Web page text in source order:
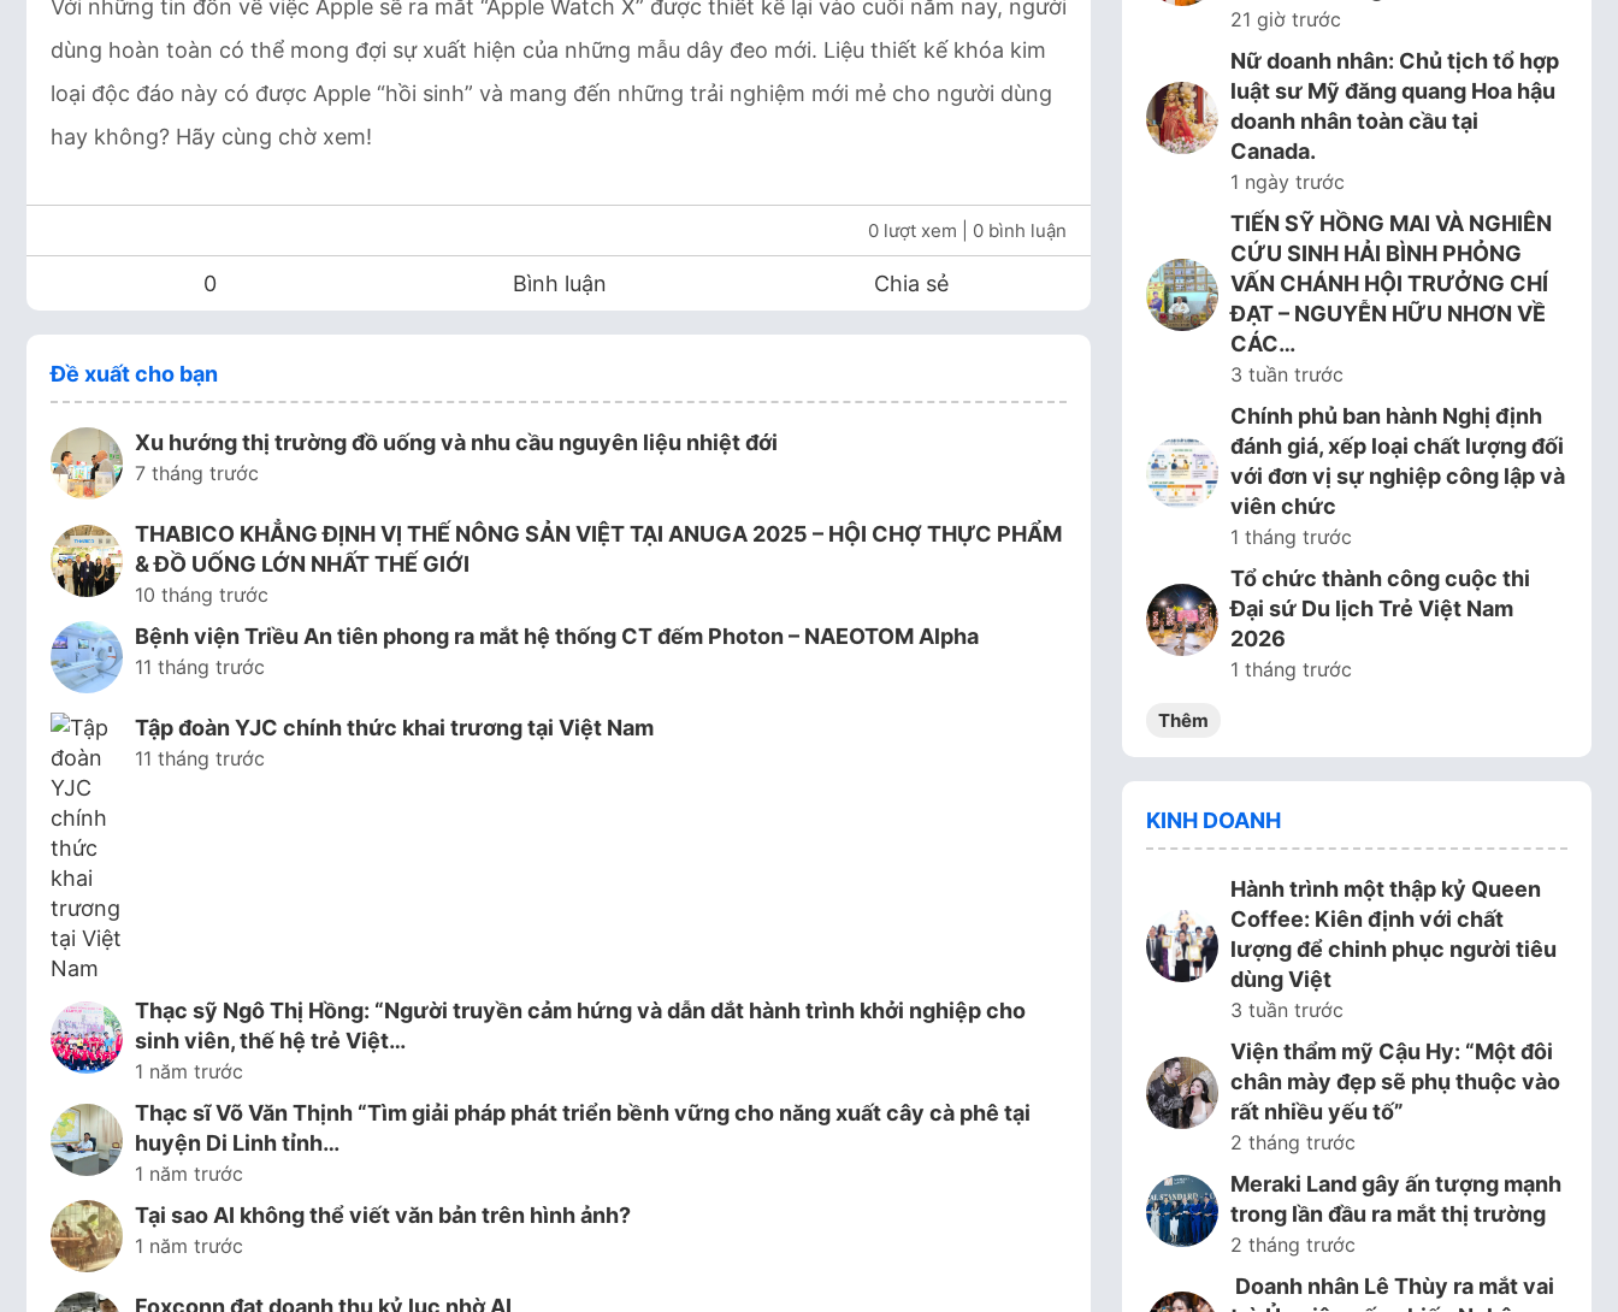
Với những tin đồn về việc Apple sẽ ra mắt “Apple Watch X” được thiết kế lại vào cuối năm nay, người
dùng hoàn toàn có thể mong đợi sự xuất hiện của những mẫu dây đeo mới. Liệu thiết kế khóa kim
loại độc đáo này có được Apple “hồi sinh” và mang đến những trải nghiệm mới mẻ cho người dùng
hay không? Hãy cùng chờ xem!
0 lượt xem | 0 bình luận
0 Bình luận Chia sẻ
Đề xuất cho bạn
Xu hướng thị trường đồ uống và nhu cầu nguyên liệu nhiệt đới
7 tháng trước
THABICO KHẲNG ĐỊNH VỊ THẾ NÔNG SẢN VIỆT TẠI ANUGA 2025 – HỘI CHỢ THỰC PHẨM
& ĐỒ UỐNG LỚN NHẤT THẾ GIỚI
10 tháng trước
Bệnh viện Triều An tiên phong ra mắt hệ thống CT đếm Photon – NAEOTOM Alpha
11 tháng trước
Tập đoàn YJC chính thức khai trương tại Việt Nam
11 tháng trước
Thạc sỹ Ngô Thị Hồng: “Người truyền cảm hứng và dẫn dắt hành trình khởi nghiệp cho
sinh viên, thế hệ trẻ Việt…
1 năm trước
Thạc sĩ Võ Văn Thịnh “Tìm giải pháp phát triển bềnh vững cho năng xuất cây cà phê tại
huyện Di Linh tỉnh…
1 năm trước
Tại sao AI không thể viết văn bản trên hình ảnh?
1 năm trước
Foxconn đạt doanh thu kỷ lục nhờ AI
21 giờ trước
Nữ doanh nhân: Chủ tịch tổ hợp
luật sư Mỹ đăng quang Hoa hậu
doanh nhân toàn cầu tại
Canada.
1 ngày trước
TIẾN SỸ HỒNG MAI VÀ NGHIÊN
CỨU SINH HẢI BÌNH PHỎNG
VẤN CHÁNH HỘI TRƯỞNG CHÍ
ĐẠT – NGUYỄN HỮU NHƠN VỀ
CÁC…
3 tuần trước
Chính phủ ban hành Nghị định
đánh giá, xếp loại chất lượng đối
với đơn vị sự nghiệp công lập và
viên chức
1 tháng trước
Tổ chức thành công cuộc thi
Đại sứ Du lịch Trẻ Việt Nam
2026
1 tháng trước
Thêm
KINH DOANH
Hành trình một thập kỷ Queen
Coffee: Kiên định với chất
lượng để chinh phục người tiêu
dùng Việt
3 tuần trước
Viện thẩm mỹ Cậu Hy: “Một đôi
chân mày đẹp sẽ phụ thuộc vào
rất nhiều yếu tố”
2 tháng trước
Meraki Land gây ấn tượng mạnh
trong lần đầu ra mắt thị trường
2 tháng trước
Doanh nhân Lê Thùy ra mắt vai